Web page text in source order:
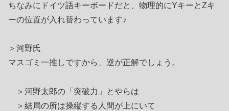
ちなみにドイツ語キーボードだと、物理的にYキーとZキ
ーの位置が入れ替わっています♪
＞河野氏
マスゴミ一推しですから、逆が正解でしょう。
＞河野太郎の「突破力」とやらは
＞結局の所は操縦する人間が上にいて